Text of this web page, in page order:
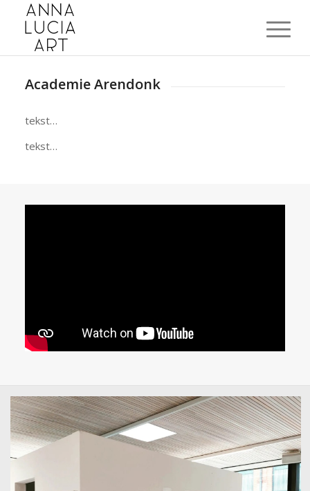
Academie Arendonk
tekst…
tekst…